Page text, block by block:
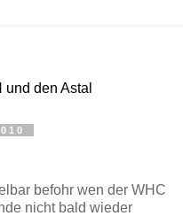
den Astal
befohr wen der WHC
nicht bald wieder